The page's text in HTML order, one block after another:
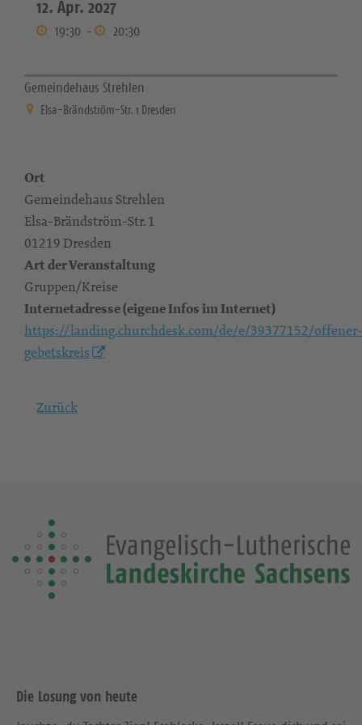
12. Apr. 2027
19:30 - 20:30
Gemeindehaus Strehlen
Elsa-Brändström-Str. 1 Dresden
Ort
Gemeindehaus Strehlen
Elsa-Brändström-Str. 1
01219 Dresden
Art der Veranstaltung
Gruppen/Kreise
Internetadresse (eigene Infos im Internet)
https://landing.churchdesk.com/de/e/39377152/offener-
gebetskreis
Zurück
Die Losung von heute